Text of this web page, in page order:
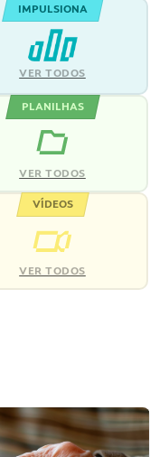
IMPULSIONA
VER TODOS
PLANILHAS
VER TODOS
VÍDEOS
VER TODOS